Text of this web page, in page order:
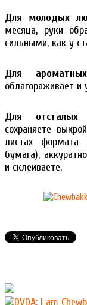
Для молодых
месяца, руки
сильными, как у
Для
облагораживает
Для отсталых
сохраняете
листах формата
бумага),
и склеиваете.